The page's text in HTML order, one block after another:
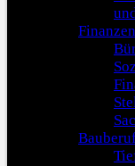
Finanzen